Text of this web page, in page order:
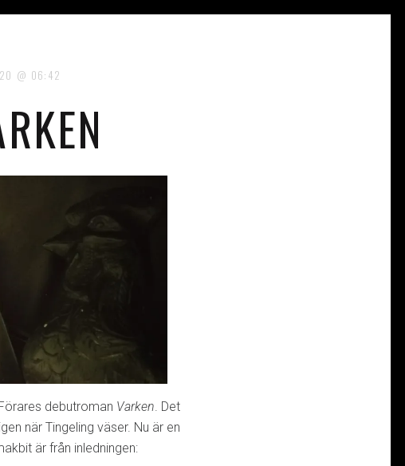
06:42
debutroman Varken. Det
när Tingeling väser. Nu är en
är från inledningen: